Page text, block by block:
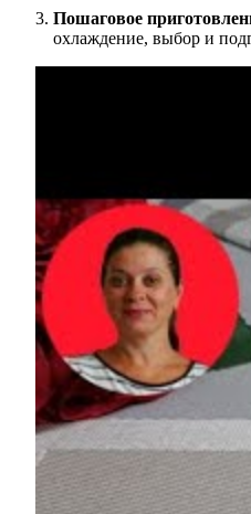
Пошаговое
охлаждение, выбор и